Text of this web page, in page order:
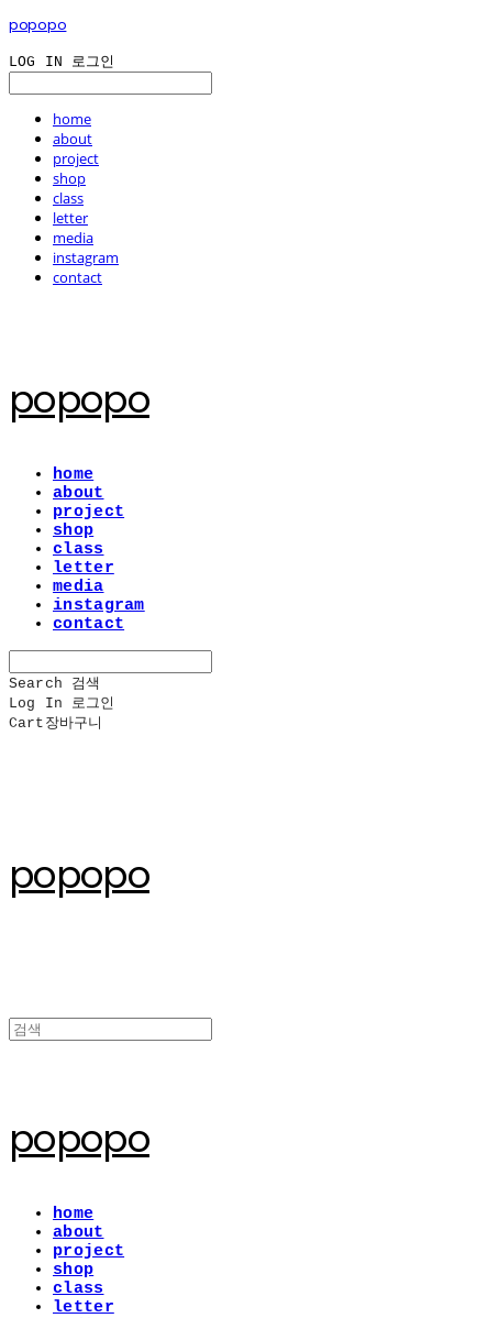
popopo
LOG IN 로그인
home
about
project
shop
class
letter
media
instagram
contact
popopo
home
about
project
shop
class
letter
media
instagram
contact
Search
검색
Log In
로그인
Cart 장바구니
popopo
popopo
home
about
project
shop
class
letter